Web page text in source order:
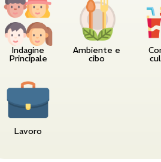
Indagine
Principale
Ambiente e
cibo
Lavoro